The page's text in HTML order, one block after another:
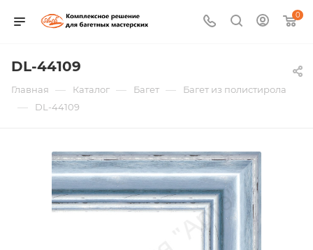
0
DL-44109
Главная — Каталог — Багет — Багет из полистирола
— DL-44109